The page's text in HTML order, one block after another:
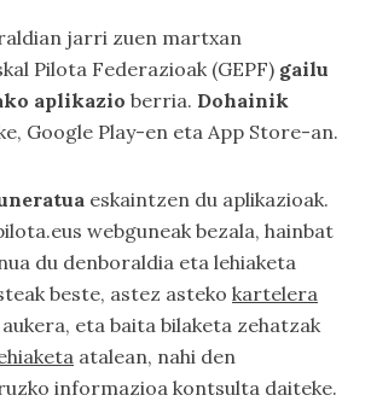
jarri zuen martxan
Pilota Federazioak (GEPF) gailu
aplikazio berria. Dohainik
Google Play-en eta App Store-an.
eskaintzen du aplikazioak.
webguneak bezala, hainbat
du denboraldia eta lehiaketa
beste, astez asteko kartelera
eta baita bilaketa zehatzak
atalean, nahi den
informazioa kontsulta daiteke.